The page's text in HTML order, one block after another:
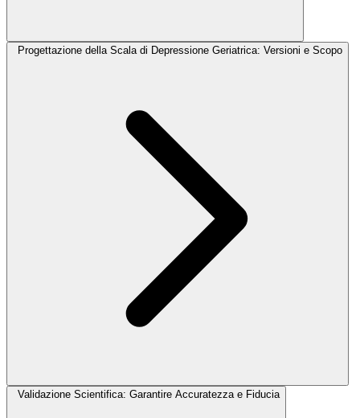
Progettazione della Scala di Depressione Geriatrica: Versioni e Scopo
Validazione Scientifica: Garantire Accuratezza e Fiducia